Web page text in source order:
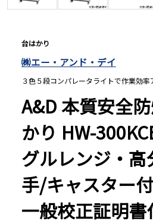
オプション
台はかり
㈱エー・アンド・デイ
３色５段コンパレータライトで作業効率
A&D 本質安全
かり HW-
グルレンジ・
手/キャスター
一般校正証明書